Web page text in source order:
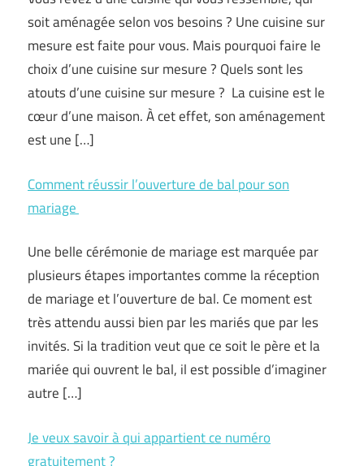
soit aménagée selon vos besoins ? Une cuisine sur
mesure est faite pour vous. Mais pourquoi faire le
choix d’une cuisine sur mesure ? Quels sont les
atouts d’une cuisine sur mesure ? La cuisine est le
cœur d’une maison. À cet effet, son aménagement
est une […]
Comment réussir l’ouverture de bal pour son
mariage
Une belle cérémonie de mariage est marquée par
plusieurs étapes importantes comme la réception
de mariage et l’ouverture de bal. Ce moment est
très attendu aussi bien par les mariés que par les
invités. Si la tradition veut que ce soit le père et la
mariée qui ouvrent le bal, il est possible d’imaginer
autre […]
Je veux savoir à qui appartient ce numéro
gratuitement ?